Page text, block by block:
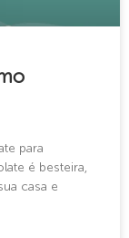
para
é besteira,
casa e